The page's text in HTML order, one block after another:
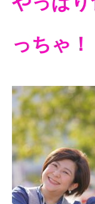
っちゃ！